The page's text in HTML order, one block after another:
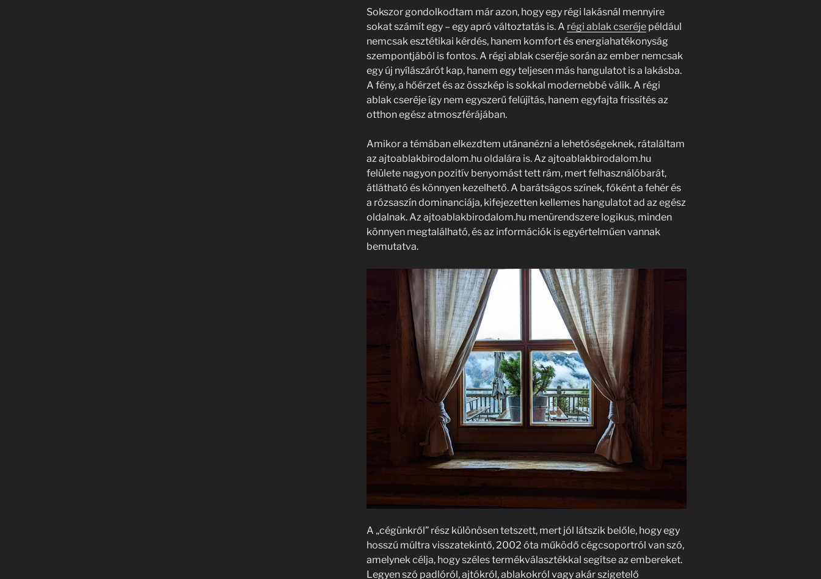
Sokszor gondolkodtam már azon, hogy egy régi lakásnál mennyire
sokat számít egy – egy apró változtatás is. A régi ablak cseréjepéldául
nemcsak esztétikai kérdés, hanem komfort és energiahatékonyság
szempontjából is fontos. A régi ablak cseréje során az ember nemcsak
egy új nyílászárót kap, hanem egy teljesen más hangulatot is a lakásba.
A fény, a hőérzet és az összkép is sokkal modernebbé válik. A régi
ablak cseréje így nem egyszerű felújítás, hanem egyfajta frissítés az
otthon egész atmoszférájában.
Amikor a témában elkezdtem utánanézni a lehetőségeknek, rátaláltam
az ajtoablakbirodalom.hu oldalára is. Az ajtoablakbirodalom.hu
felülete nagyon pozitív benyomást tett rám, mert felhasználóbarát,
átlátható és könnyen kezelhető. A barátságos színek, főként a fehér és
a rózsaszín dominanciája, kifejezetten kellemes hangulatot ad az egész
oldalnak. Az ajtoablakbirodalom.hu menürendszere logikus, minden
könnyen megtalálható, és az információk is egyértelműen vannak
bemutatva.
A „cégünkről” rész különösen tetszett, mert jól látszik belőle, hogy egy
hosszú múltra visszatekintő, 2002 óta működő cégcsoportról van szó,
amelynek célja, hogy széles termékválasztékkal segítse az embereket.
Legyen szó padlóról, ajtókról, ablakokról vagy akár szigetelő